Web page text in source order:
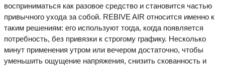
восприниматься как разовое средство и становится частью
привычного ухода за собой. REBIVE AIR относится именно к
таким решениям: его используют тогда, когда появляется
потребность, без привязки к строгому графику. Несколько
минут применения утром или вечером достаточно, чтобы
уменьшить ощущение напряжения, снизить скованность и